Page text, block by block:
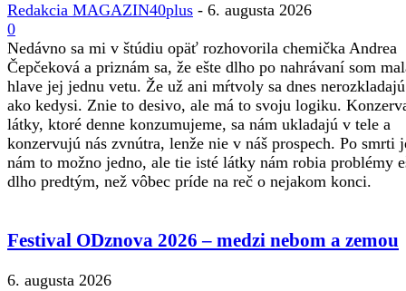
Redakcia MAGAZIN40plus - 6. augusta 2026
0
Nedávno sa mi v štúdiu opäť rozhovorila chemička Andrea
Čepčeková a priznám sa, že ešte dlho po nahrávaní som
hlave jej jednu vetu. Že už ani mŕtvoly sa dnes
ako kedysi. Znie to desivo, ale má to svoju logiku.
látky, ktoré denne konzumujeme, sa nám ukladajú v tele a
konzervujú nás zvnútra, lenže nie v náš prospech. Po smrti
nám to možno jedno, ale tie isté látky nám robia problémy
dlho predtým, než vôbec príde na reč o nejakom konci.
Festival ODznova 2026 – medzi nebom a zemou
6. augusta 2026